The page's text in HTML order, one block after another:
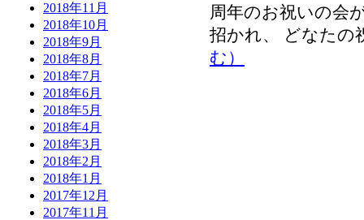
2018年11月
2018年10月
2018年9月
2018年8月
2018年7月
2018年6月
2018年5月
2018年4月
2018年3月
2018年2月
2018年1月
2017年12月
2017年11月
周年のお祝いの会
招かれ、 どなた
む）